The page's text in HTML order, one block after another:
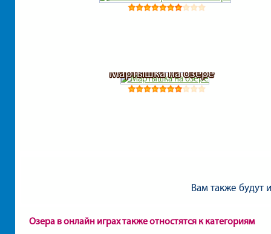
Мартышка на озере
Вам также будут
Озера в онлайн играх также отностятся к категориям